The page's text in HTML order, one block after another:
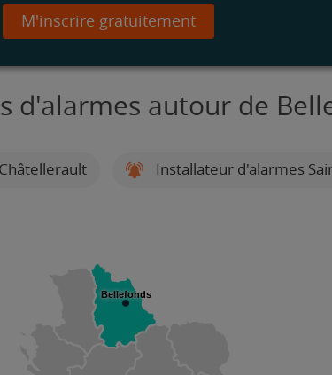
M'inscrire gratuitement
d'alarmes autour de
Installateur d'alarmes
Bellefonds